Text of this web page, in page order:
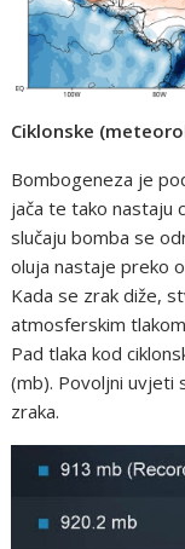
Ciklonske
Bombogeneza je
jača te tako nastaju
slučaju bomba se
oluja nastaje preko
Kada se zrak diže,
atmosferskim
Pad tlaka kod
(mb). Povoljni uvjeti
zraka.